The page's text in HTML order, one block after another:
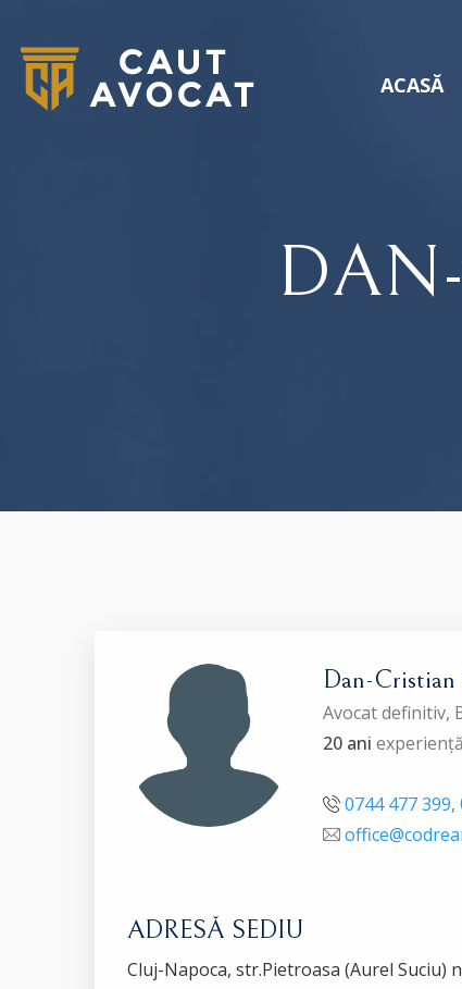
ACASĂ
Dan-
Avocat definitiv,
20 ani experiență
0744 477 399,
ADRESĂ SEDIU
Cluj-Napoca, str.Pietroasa (Aurel Suciu)